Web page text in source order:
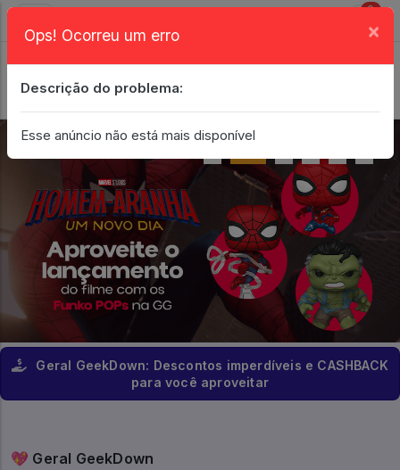
0
Geral GeekDown: Descontos imperdíveis e CASHBACK
para você aproveitar
💖 Geral GeekDown
Ops! Ocorreu um erro ×
Descrição do problema:
Esse anúncio não está mais disponível